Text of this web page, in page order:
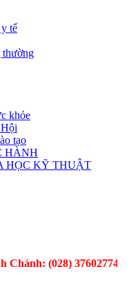
tế
thường
khỏe
tạo
HÀNH
HỌC KỸ THUẬT
- CHÀO